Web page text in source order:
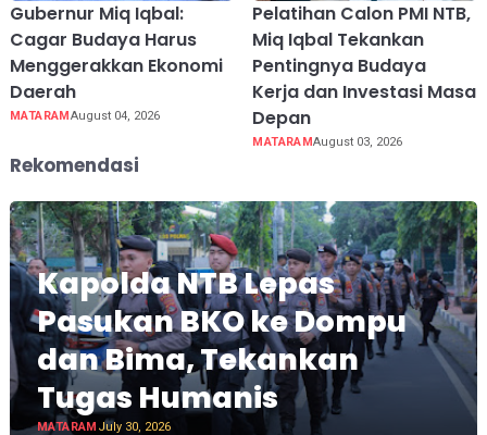
Gubernur Miq Iqbal:
Cagar Budaya Harus
Menggerakkan Ekonomi
Daerah
MATARAMAugust 04, 2026
Pelatihan Calon PMI NTB,
Miq Iqbal Tekankan
Pentingnya Budaya
Kerja dan Investasi Masa
Depan
MATARAMAugust 03, 2026
Rekomendasi
Kapolda NTB Lepas
Pasukan BKO ke Dompu
dan Bima, Tekankan
Tugas Humanis
MATARAM July 30, 2026